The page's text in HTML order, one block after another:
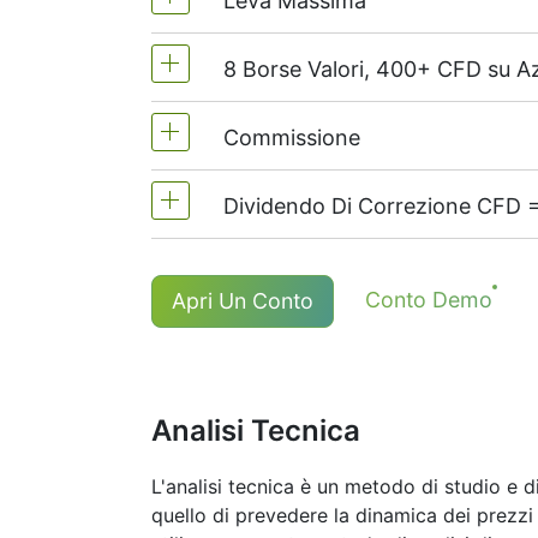
MetaTrader4 e MetaTrader5 -1:20
Sul NetTradeX la leva per CFD su
8 Borse Valori, 400+ CFD su
Noi offriamo più di 400 CFD su
Commissione
Commissione per l'azione - $0.02
*The minimum commission for # S-
Dividendo Di Correzione CFD
I titolari di lunghe(buy) posizioni
di un adeguamento positivo,
Apri Un Conto Conto Demo
Analisi Tecnica
L'analisi tecnica è un metodo di studio e
quello di prevedere la dinamica dei